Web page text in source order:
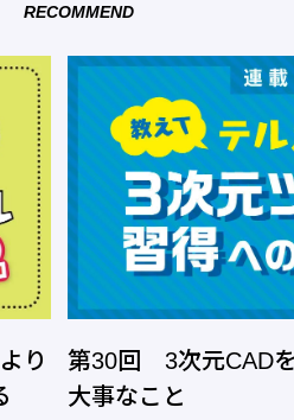
RECOMMEND
り
第30回 3次元CAD
大事なこと